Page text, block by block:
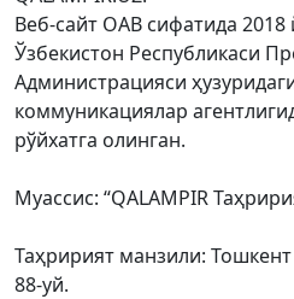
Веб-сайт ОАВ сифатида 2018
Ўзбекистон Республикаси
Администрацияси
коммуникациялар
рўйхатга олинган.
Муассис: “QALAMPIR
Таҳририят манзили:
88-уй.